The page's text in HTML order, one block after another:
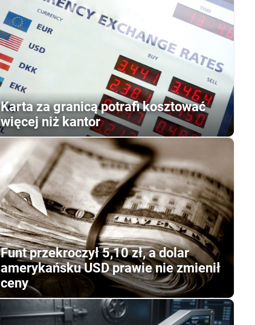
Karta za granicą potrafi kosztować
więcej niż kantor
Funt przekroczył 5,10 zł, a dolar
amerykańsku USD prawie nie zmienił
ceny